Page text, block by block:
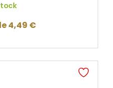
4,49 €